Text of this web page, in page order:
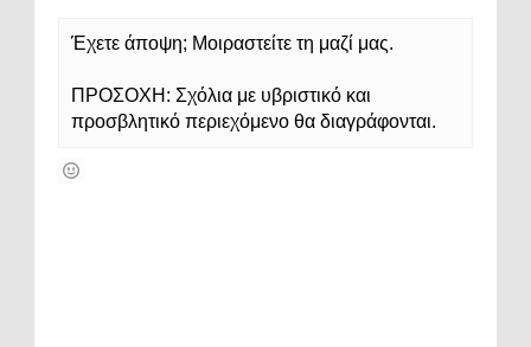
Έχετε άποψη; Μοιραστείτε τη μαζί μας.
ΠΡΟΣΟΧΗ: Σχόλια με υβριστικό και
προσβλητικό περιεχόμενο θα διαγράφονται.